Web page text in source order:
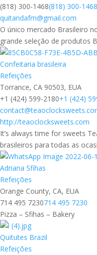
(818) 300-1468(818) 300-1468
quitandafm@gmail.com
O único mercado Brasileiro
grande seleção de produtos
Confeitaria brasileira
Refeições
Torrance, CA 90503, EUA
+1 (424) 599-2180+1 (424)
http://teaoclocksweets.com
It’s always time for sweets
brasileiros para todas as
Adriana Sfihas
Refeições
Orange County, CA, EUA
714 495 7230714 495 7230
Pizza – Sfihas – Bakery
Quitutes Brazil
Refeições